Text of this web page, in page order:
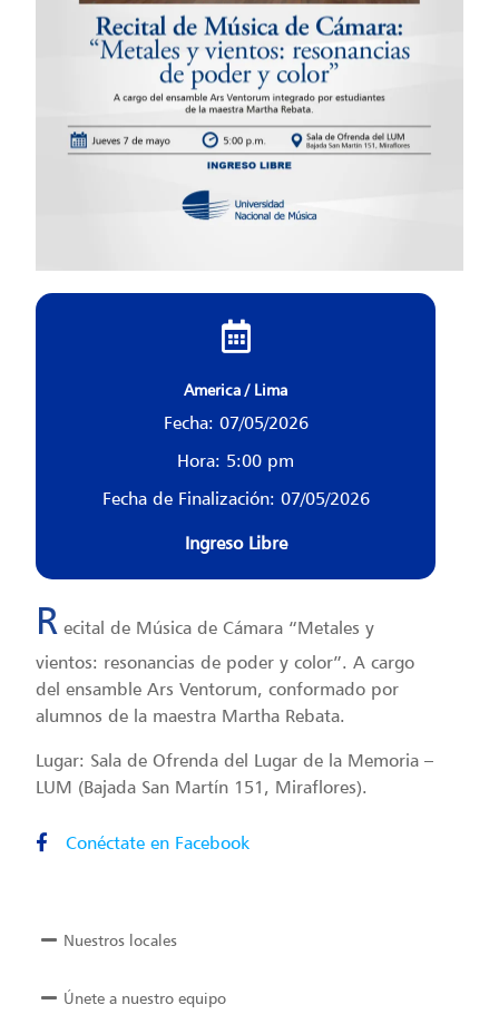
America / Lima
Fecha: 07/05/2026
Hora: 5:00 pm
Fecha de Finalización: 07/05/2026
Ingreso Libre
R ecital de Música de Cámara “Metales y
vientos: resonancias de poder y color”. A cargo
del ensamble Ars Ventorum, conformado por
alumnos de la maestra Martha Rebata.
Lugar: Sala de Ofrenda del Lugar de la Memoria –
LUM (Bajada San Martín 151, Miraflores).
Conéctate en Facebook
Nuestros locales
Únete a nuestro equipo